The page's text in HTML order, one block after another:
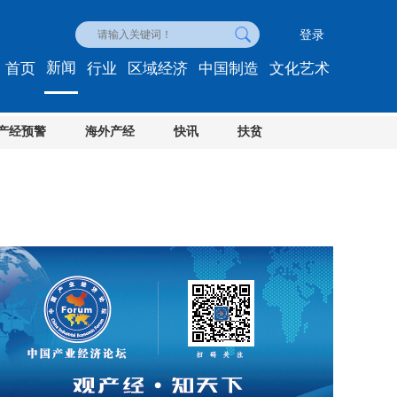
登录
首页 新闻
经预警 海外产经 快讯 扶贫
行业 区域经济 中国制造 文化艺术